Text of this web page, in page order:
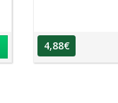
4,88€